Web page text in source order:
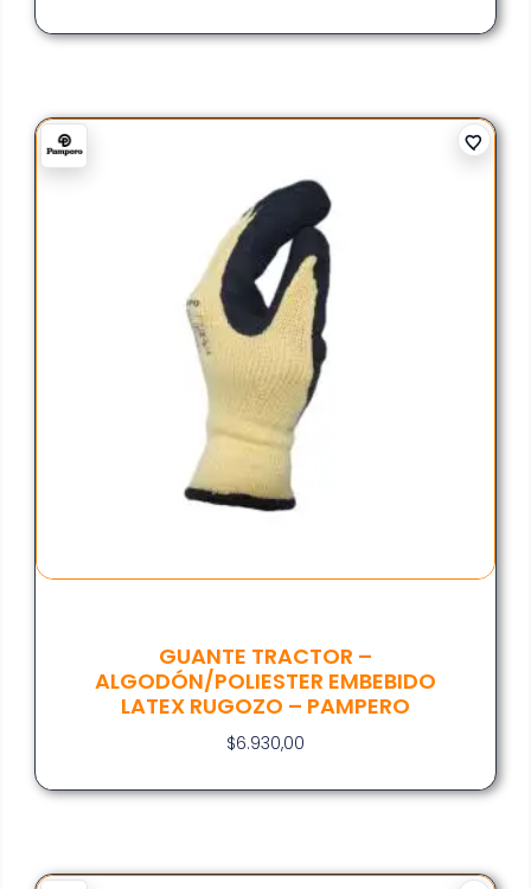
GUANTE TRACTOR –
ALGODÓN/POLIESTER EMBEBIDO
LATEX RUGOZO – PAMPERO
$6.930,00